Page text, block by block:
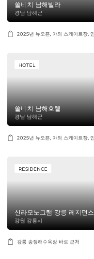
쏠비치 남해빌라
경남 남해군
2025년 뉴오픈, 야외 스케이트장,
HOTEL
쏠비치 남해호텔
경남 남해군
2025년 뉴오픈, 야외 스케이트장,
RESIDENCE
신라모노그램 강릉 레지던스
강원 강릉시
강릉 송정해수욕장 바로 근처